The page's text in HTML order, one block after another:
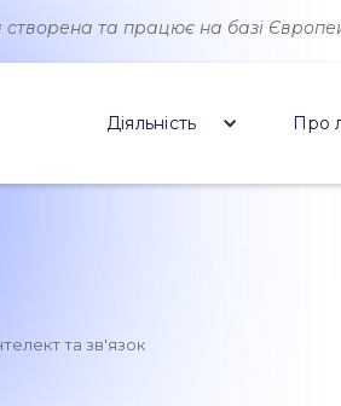
та працює на базі
Діяльність Про
та зв'язок